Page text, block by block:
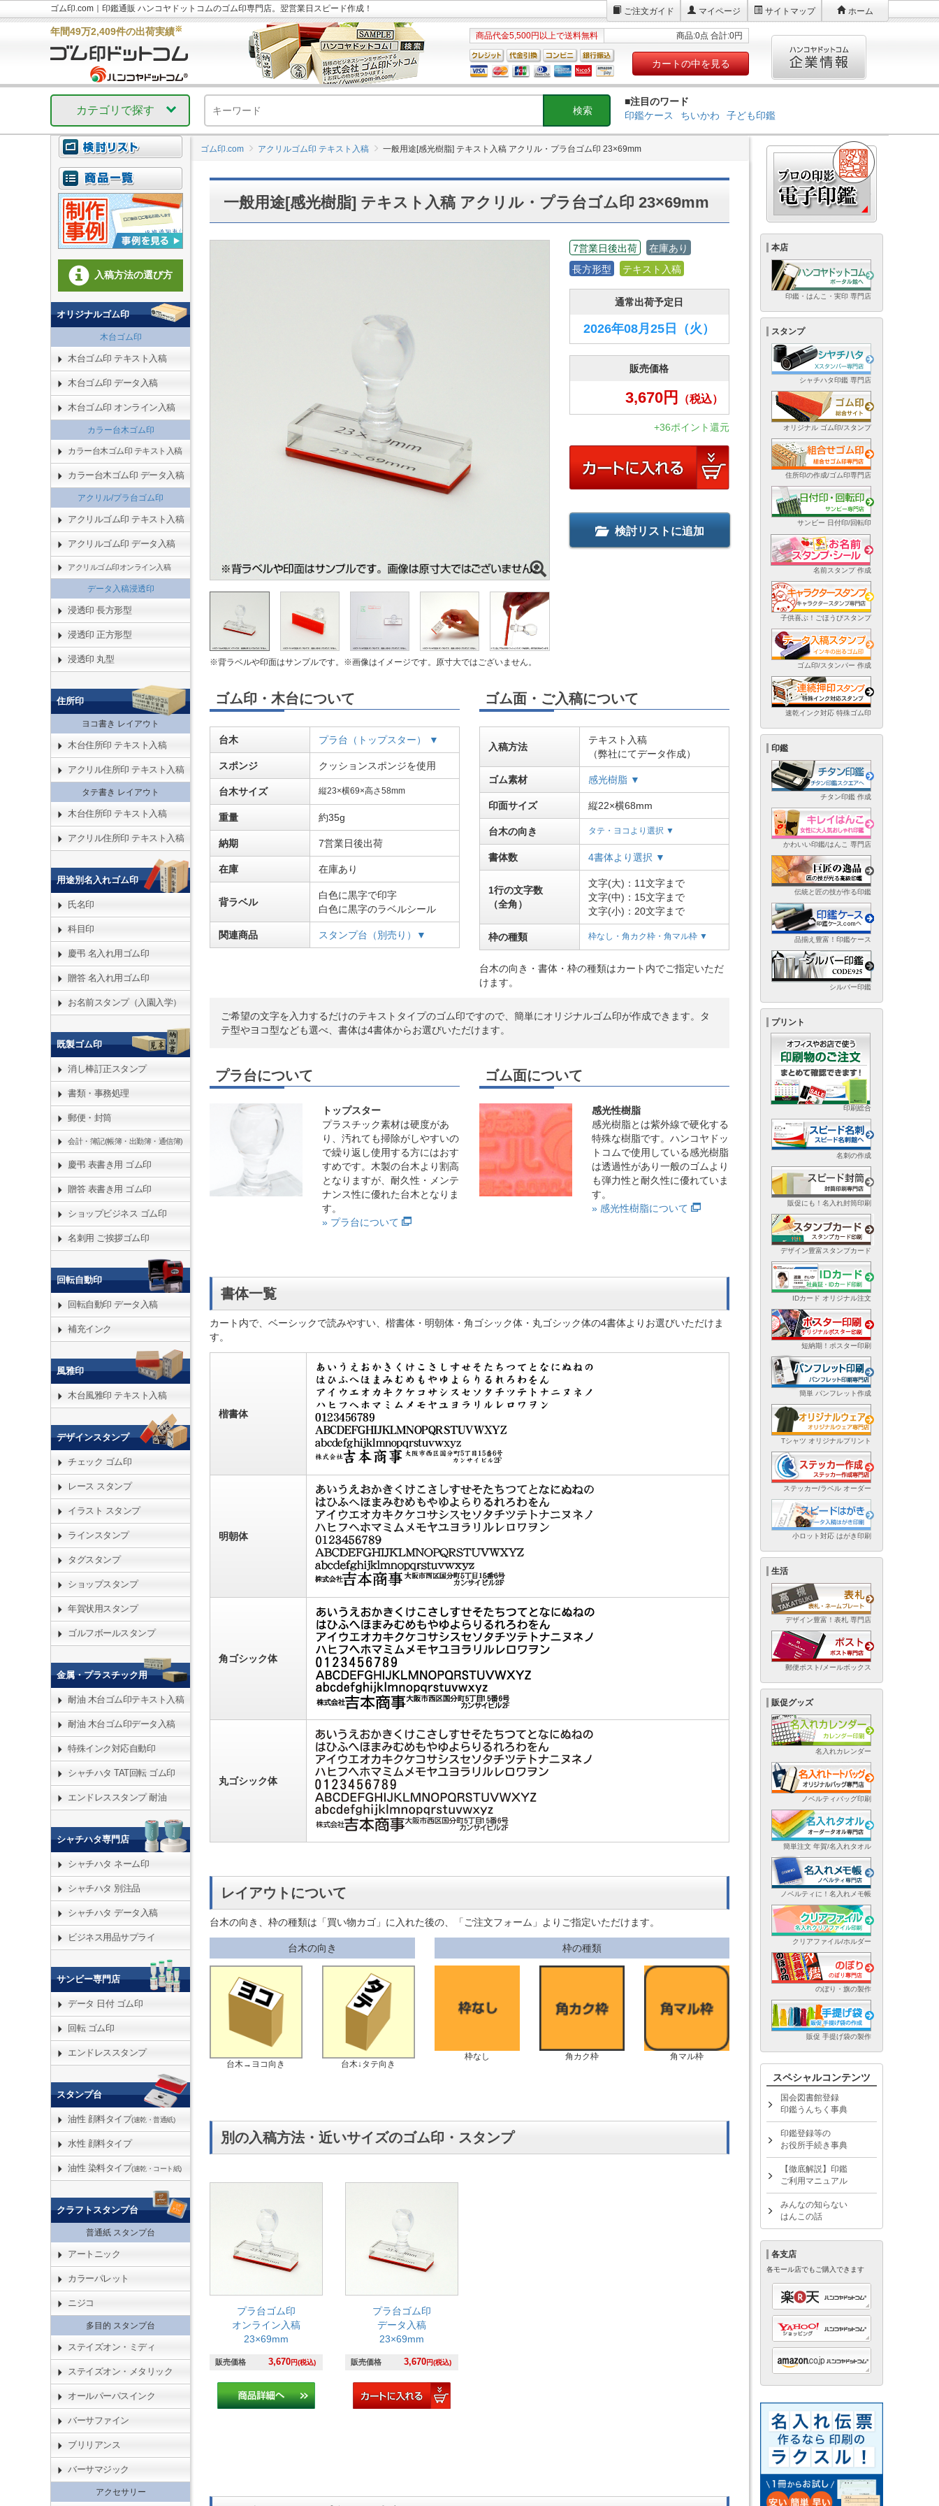
ゴム印.com｜印鑑通販 ハンコヤドットコムのゴム印専門店。翌営業日スピード作成！ ご注文ガイド マイページ サイトマップ ホーム
年間49万2,409件の出荷実績※
商品代金5,500円以上で送料無料 商品:0点 合計:0円
カートの中を見る
カテゴリで探す
■注目のワード
印鑑ケース
ちいかわ 子ども印鑑
ゴム印.com アクリルゴム印 テキスト入稿 一般用途[感光樹脂] テキスト入稿 アクリル・プラ台ゴム印 23×69mm
一般用途[感光樹脂] テキスト入稿 アクリル・プラ台ゴム印 23×69mm
※背ラベルや印面はサンプルです。※画像はイメージです。原寸大ではございません。
7営業日後出荷
在庫あり
長方形型
テキスト入稿
通常出荷予定日
2026年08月25日 （火）
販売価格
3,670円 （税込）
+36ポイント還元
検討リストに追加
ゴム印・木台について
台木 プラ台（トップスター） ▼
スポンジ クッションスポンジを使用
台木サイズ 縦23×横69×高さ58mm
重量 約35g
納期 7営業日後出荷
在庫 在庫あり
背ラベル
白色に黒字で印字
白色に黒字のラベルシール
関連商品 スタンプ台（別売り）▼
ゴム面・ご入稿について
入稿方法
テキスト入稿
（弊社にてデータ作成）
ゴム素材 感光樹脂 ▼
印面サイズ 縦22×横68mm
台木の向き タテ・ヨコより選択 ▼
書体数 4書体より選択 ▼
1行の文字数
（全角）
文字(大)：11文字まで
文字(中)：15文字まで
文字(小)：20文字まで
枠の種類 枠なし・角カク枠・角マル枠 ▼
台木の向き・書体・枠の種類はカート内でご指定いただ
けます。
ご希望の文字を入力するだけのテキストタイプのゴム印ですので、簡単にオリジナルゴム印が作成できます。タ
テ型やヨコ型なども選べ、書体は4書体からお選びいただけます。
プラ台について
トップスター
プラスチック素材は硬度があ
り、汚れても掃除がしやすいの
で繰り返し使用する方にはおす
すめです。木製の台木より割高
となりますが、耐久性・メンテ
ナンス性に優れた台木となりま
す。
» プラ台について
ゴム面について
感光性樹脂
感光樹脂とは紫外線で硬化する
特殊な樹脂です。ハンコヤドッ
トコムで使用している感光樹脂
は透過性があり一般のゴムより
も弾力性と耐久性に優れていま
す。
» 感光性樹脂について
書体一覧
カート内で、ベーシックで読みやすい、楷書体・明朝体・角ゴシック体・丸ゴシック体の4書体よりお選びいただけま
す。
楷書体
明朝体
角ゴシック体
丸ゴシック体
レイアウトについて
台木の向き、枠の種類は「買い物カゴ」に入れた後の、「ご注文フォーム」よりご指定いただけます。
台木の向き
台木→ヨコ向き 台木↓タテ向き
枠の種類
枠なし 角カク枠 角マル枠
別の入稿方法・近いサイズのゴム印・スタンプ
プラ台ゴム印
オンライン入稿
23×69mm
販売価格 3,670円(税込)
プラ台ゴム印
データ入稿
23×69mm
販売価格 3,670円(税込)
入稿方法の選び方
オリジナルゴム印
木台ゴム印
木台ゴム印 テキスト入稿
木台ゴム印 データ入稿
木台ゴム印 オンライン入稿
カラー台木ゴム印
カラー台木ゴム印 テキスト入稿
カラー台木ゴム印 データ入稿
アクリル/プラ台ゴム印
アクリルゴム印 テキスト入稿
アクリルゴム印 データ入稿
アクリルゴム印オンライン入稿
データ入稿浸透印
浸透印 長方形型
浸透印 正方形型
浸透印 丸型
住所印
ヨコ書き レイアウト
木台住所印 テキスト入稿
アクリル住所印 テキスト入稿
タテ書き レイアウト
木台住所印 テキスト入稿
アクリル住所印 テキスト入稿
用途別名入れゴム印
氏名印
科目印
慶弔 名入れ用ゴム印
贈答 名入れ用ゴム印
お名前スタンプ（入園入学）
既製ゴム印
消し棒訂正スタンプ
書類・事務処理
郵便・封筒
会計・簿記(帳簿・出勤簿・通信簿)
慶弔 表書き用 ゴム印
贈答 表書き用 ゴム印
ショップビジネス ゴム印
名刺用 ご挨拶ゴム印
回転自動印
回転自動印 データ入稿
補充インク
風雅印
木台風雅印 テキスト入稿
デザインスタンプ
チェック ゴム印
レース スタンプ
イラスト スタンプ
ラインスタンプ
タグスタンプ
ショップスタンプ
年賀状用スタンプ
ゴルフボールスタンプ
金属・プラスチック用
耐油 木台ゴム印テキスト入稿
耐油 木台ゴム印データ入稿
特殊インク対応自動印
シャチハタ TAT回転 ゴム印
エンドレススタンプ 耐油
シャチハタ専門店
シャチハタ ネーム印
シャチハタ 別注品
シャチハタ データ入稿
ビジネス用品サプライ
サンビー専門店
データ 日付 ゴム印
回転 ゴム印
エンドレススタンプ
スタンプ台
油性 顔料タイプ(速乾・普通紙)
水性 顔料タイプ
油性 染料タイプ(速乾・コート紙)
クラフトスタンプ台
普通紙 スタンプ台
アートニック
カラーパレット
ニジコ
多目的 スタンプ台
ステイズオン・ミディ
ステイズオン・メタリック
オールパーパスインク
バーサファイン
ブリリアンス
バーサマジック
アクセサリー
本店
印鑑・はんこ・実印 専門店
スタンプ
シャチハタ印鑑 専門店
オリジナル ゴム印/スタンプ
住所印の作成/ゴム印専門店
サンビー 日付印/回転印
名前スタンプ 作成
子供喜ぶ！ごほうびスタンプ
ゴム印/スタンパー 作成
速乾インク対応 特殊ゴム印
印鑑
チタン印鑑 作成
かわいい印鑑/はんこ 専門店
伝統と匠の技が作る印鑑
品揃え豊富！印鑑ケース
シルバー印鑑
プリント
印刷総合
名刺の作成
販促にも！名入れ封筒印刷
デザイン豊富スタンプカード
IDカード オリジナル注文
短納期！ポスター印刷
簡単 パンフレット作成
Tシャツ オリジナルプリント
ステッカー/ラベル オーダー
小ロット対応 はがき印刷
生活
デザイン豊富！表札 専門店
郵便ポスト/メールボックス
販促グッズ
名入れカレンダー
ノベルティバッグ印刷
簡単注文 年賀/名入れタオル
ノベルティに！名入れメモ帳
クリアファイル/ホルダー
のぼり・旗の製作
販促 手提げ袋の製作
スペシャルコンテンツ
国会図書館登録
印鑑うんちく事典
印鑑登録等の
お役所手続き事典
【徹底解説】印鑑
ご利用マニュアル
みんなの知らない
はんこの話
各支店
各モール店でもご購入できます